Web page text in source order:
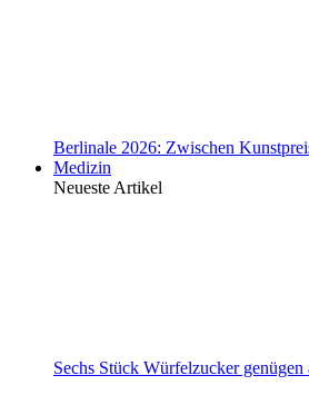
Berlinale 2026: Zwischen
Medizin
Neueste Artikel
Sechs Stück Würfelzucker